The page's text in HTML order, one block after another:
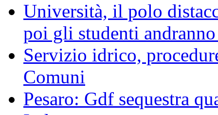
Università, il polo
poi gli studenti
Servizio idrico,
Comuni
Pesaro: Gdf sequestra